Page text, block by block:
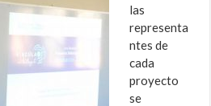
las
representa
ntes de
cada
proyecto
se